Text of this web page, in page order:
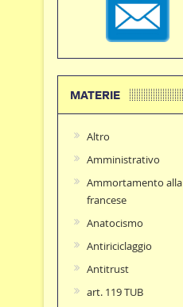
MATERIE
Altro
Amministrativo
Ammortamento alla
francese
Anatocismo
Antiriciclaggio
Antitrust
art. 119 TUB